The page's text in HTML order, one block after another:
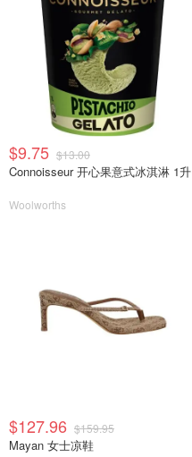
$9.75 $13.00
Connoisseur 开心果意式冰淇淋 1升
Woolworths
$127.96 $159.95
Mayan 女士凉鞋